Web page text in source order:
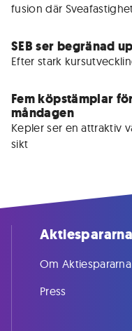
SEB ser begränad
Efter stark
Fem köpstämplar
måndagen
Kepler ser en attraktiv
sikt
Aktiespararna
Om Aktiespararna
Press